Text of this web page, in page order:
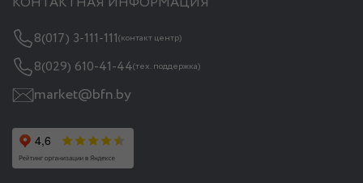
8(017) 3-111-111(контакт центр)
8(029) 610-41-44(тех. поддержка)
market@bfn.by